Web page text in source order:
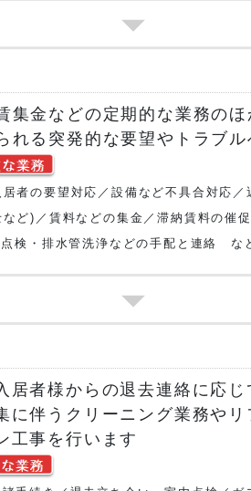
集金などの定期的な業務の
れる突発的な要望やトラブル
居者の要望対応／設備など不具合対応
ど)／ 賃料などの集金／滞納賃料の催
検・排水管洗浄などの手配と連絡 な
居者様からの退去連絡に応
に伴うクリーニング業務や
工事を行います